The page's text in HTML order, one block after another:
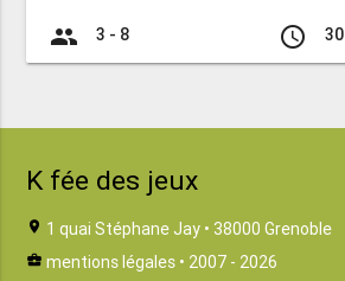
group 3 - 8 access_time 30
K fée des jeux
location_on 1 quai Stéphane Jay • 38000 Grenoble
business_center mentions légales • 2007 - 2026